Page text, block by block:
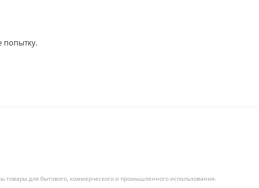
попытку.
товары для бытового, коммерческого и промышленного использования.